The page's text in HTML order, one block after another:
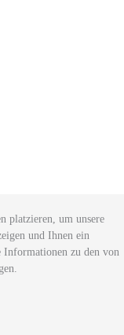
platzieren, um unsere
und Ihnen ein
Informationen zu den von